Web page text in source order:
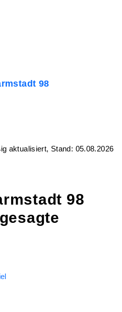
98
aktualisiert, Stand: 05.08.2026
98